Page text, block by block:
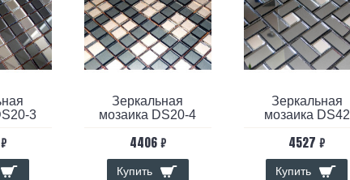
3
Зеркальная
мозаика DS20-4
4406 ₽
Купить
Зеркальная
мозаика DS42
4527 ₽
Купить